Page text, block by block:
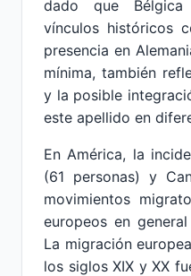
dado que
vínculos históricos
presencia en
mínima, también
y la posible
este apellido en
En América, la
(61 personas) y
movimientos
europeos en
La migración
los siglos XIX y XX